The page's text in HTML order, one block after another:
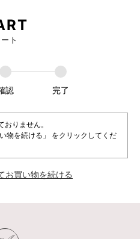
ト
認 完了
りません。
物を続ける」 をクリックしてくだ
お買い物を続ける